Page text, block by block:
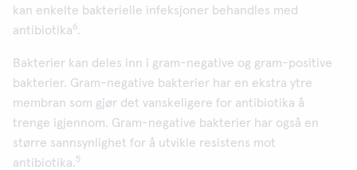
kan enkelte bakterielle infeksjoner behandles med
antibiotika6.
Bakterier kan deles inn i gram-negative og gram-positive
bakterier. Gram-negative bakterier har en ekstra ytre
membran som gjør det vanskeligere for antibiotika å
trenge igjennom. Gram-negative bakterier har også en
større sannsynlighet for å utvikle resistens mot
antibiotika.5